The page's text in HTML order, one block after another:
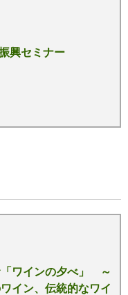
興セミナー
「ワインの夕べ」 ～
イン、伝統的なワイ